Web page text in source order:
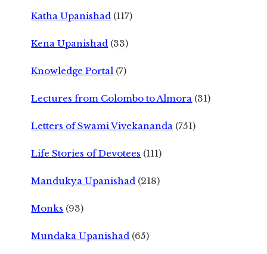
Katha Upanishad (117)
Kena Upanishad (33)
Knowledge Portal (7)
Lectures from Colombo to Almora (31)
Letters of Swami Vivekananda (751)
Life Stories of Devotees (111)
Mandukya Upanishad (218)
Monks (93)
Mundaka Upanishad (65)